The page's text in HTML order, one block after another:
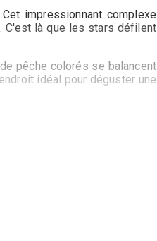
impressionnant complexe
C'est là que les stars défilent
pêche colorés se balancent
idéal pour déguster une
trépidante. L'île Sainte-
Cannes offrent une cuisine